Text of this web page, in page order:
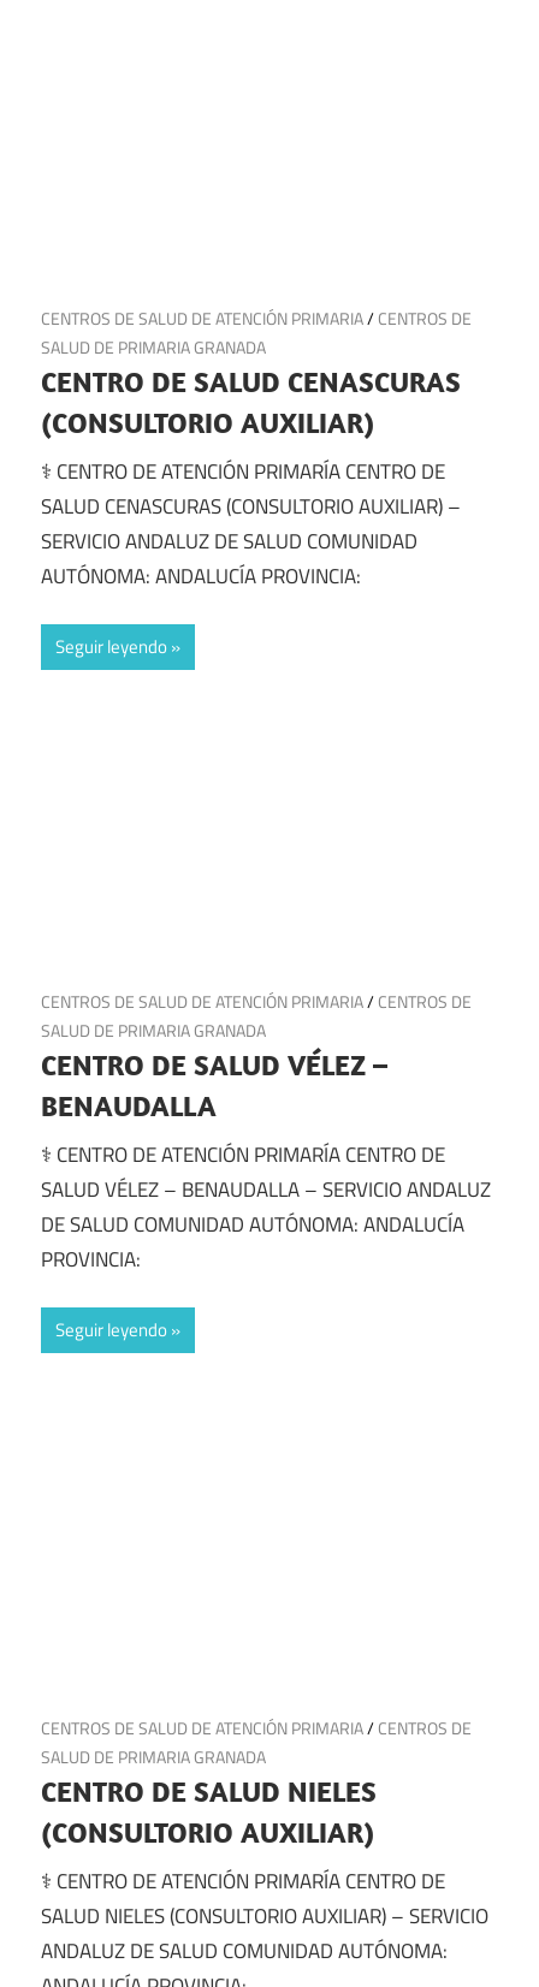
17 de julio de 2025
CENTROS DE SALUD DE ATENCIÓN PRIMARIA/CENTROS DE
SALUD DE PRIMARIA GRANADA
CENTRO DE SALUD CENASCURAS
(CONSULTORIO AUXILIAR)
⚕️ CENTRO DE ATENCIÓN PRIMARÍA CENTRO DE
SALUD CENASCURAS (CONSULTORIO AUXILIAR) –
SERVICIO ANDALUZ DE SALUD COMUNIDAD
AUTÓNOMA: ANDALUCÍA PROVINCIA:
Seguir leyendo
16 de julio de 2025
CENTROS DE SALUD DE ATENCIÓN PRIMARIA/CENTROS DE
SALUD DE PRIMARIA GRANADA
CENTRO DE SALUD VÉLEZ –
BENAUDALLA
⚕️ CENTRO DE ATENCIÓN PRIMARÍA CENTRO DE
SALUD VÉLEZ – BENAUDALLA – SERVICIO ANDALUZ
DE SALUD COMUNIDAD AUTÓNOMA: ANDALUCÍA
PROVINCIA:
Seguir leyendo
14 de julio de 2025
CENTROS DE SALUD DE ATENCIÓN PRIMARIA/CENTROS DE
SALUD DE PRIMARIA GRANADA
CENTRO DE SALUD NIELES
(CONSULTORIO AUXILIAR)
⚕️ CENTRO DE ATENCIÓN PRIMARÍA CENTRO DE
SALUD NIELES (CONSULTORIO AUXILIAR) – SERVICIO
ANDALUZ DE SALUD COMUNIDAD AUTÓNOMA: